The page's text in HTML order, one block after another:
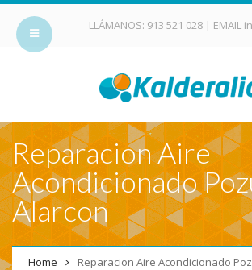
LLÁMANOS: 913 521 028 | EMAIL
Reparacion Aire
Acondicionado
Alarcon
Home Reparacion Aire Acondicionado